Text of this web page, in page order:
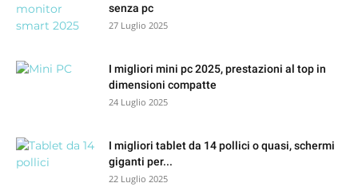
senza pc
27 Luglio 2025
I migliori mini pc 2025, prestazioni al top in
dimensioni compatte
24 Luglio 2025
I migliori tablet da 14 pollici o quasi, schermi
giganti per...
22 Luglio 2025